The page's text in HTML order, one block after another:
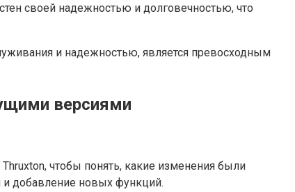
своей надежностью и долговечностью, что
и надежностью, является превосходным
версиями
чтобы понять, какие изменения были
и добавление новых функций.